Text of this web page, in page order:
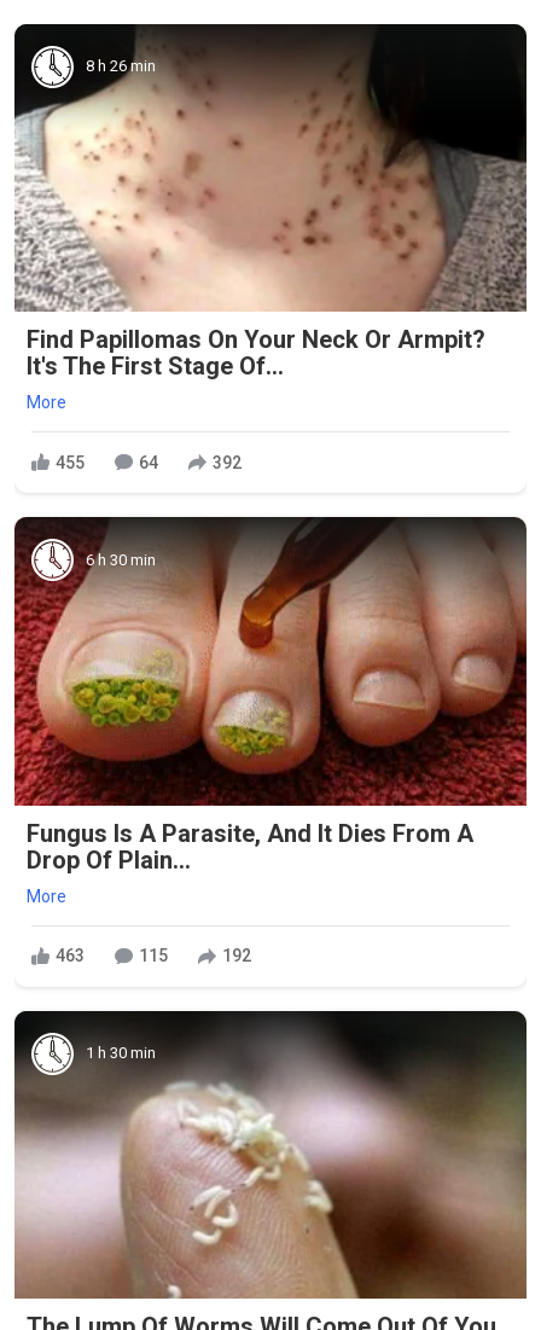
8 h 26 min
Find Papillomas On Your Neck Or Armpit?
It's The First Stage Of...
More
455 64 392
6 h 30 min
Fungus Is A Parasite, And It Dies From A
Drop Of Plain...
More
463 115 192
1 h 30 min